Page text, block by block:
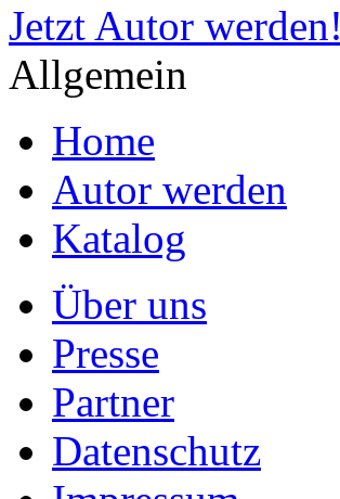
Jetzt Autor werden!
Allgemein
Home
Autor werden
Katalog
Über uns
Presse
Partner
Datenschutz